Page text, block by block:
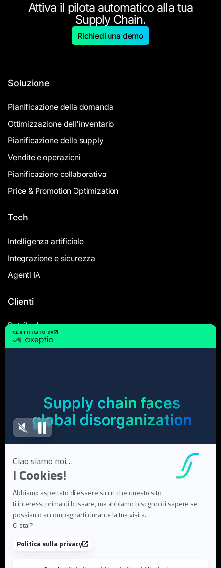
Attiva il pilota automatico alla tua
Supply Chain.
Richiedi una demo
Soluzione
Pianificazione della domanda
Ottimizzazione dell'inventario
Pianificazione della supply
Vendite e operazioni
Pianificazione collaborativa
Price & Promotion Optimization
Tech
Intelligenza artificiale
Integrazione e sicurezza
Agenti IA
Clienti
Retail ed e-commerce
Commercio all'ingrosso
Case Studies
White Papers
Webinar
Articoli di blog
FAQ
User Documentation